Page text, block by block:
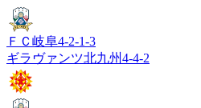
ＦＣ岐阜4-2-1-3
ギラヴァンツ北九州4-4-2